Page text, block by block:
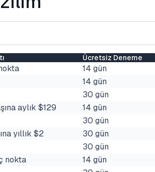
Ücretsiz Deneme
14 gün
14 gün
30 gün
aylık $129
14 gün
30 gün
yıllık $2
30 gün
30 gün
nokta
14 gün